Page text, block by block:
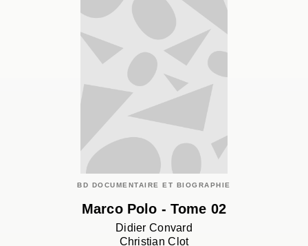
BD DOCUMENTAIRE ET BIOGRAPHIE
Marco Polo - Tome 02
Didier Convard
Christian Clot